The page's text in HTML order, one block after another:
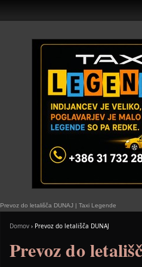
Prevoz do letališča DUNAJ | Taxi Legende
Domov › Prevoz do letališča DUNAJ
Prevoz do